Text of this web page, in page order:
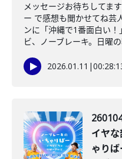
メッセージお待ちしてま
ー で感想も聞かせてね芸
ンに「沖縄で1番面白い
ビ、ノーブレーキ。日曜の
2026.01.11 |
イヤ
ゃり